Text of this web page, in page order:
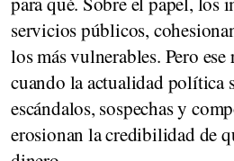
servicios públicos,
los más vulnerables. Pero ese
cuando la actualidad política
escándalos, sospechas y
erosionan la credibilidad de